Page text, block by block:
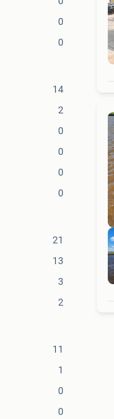
0
0
14
2
0
0
0
0
21
13
3
2
11
1
0
0